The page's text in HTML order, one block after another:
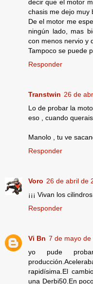
decir que el motor
chasis me dejo muy
De el motor me
ningún lado, mas
con menos nervio y
Tampoco se puede
Responder
Transtwin 26 de
Lo de probar la
eso , cuando querais.
Manolo , tu ve
Responder
Voro 26 de abril de
¡¡¡ Vivan los
Responder
Vi Bn 7 de mayo de
yo pude
rapidísima.El
una Derbi50.En